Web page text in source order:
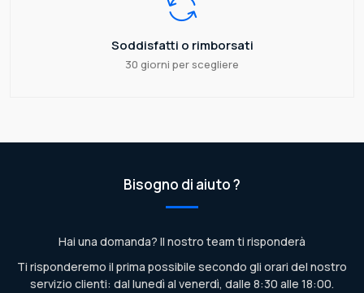
Soddisfatti o rimborsati
30 giorni per scegliere
Bisogno di aiuto ?
Hai una domanda? Il nostro team ti risponderà
Ti risponderemo il prima possibile secondo gli orari del nostro
servizio clienti: dal lunedì al venerdì, dalle 8:30 alle 18:00.